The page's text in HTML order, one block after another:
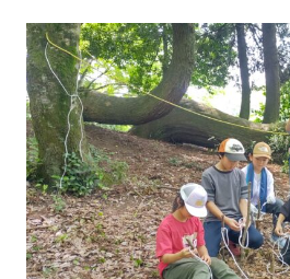
出
演
し
て
き
ま
し
た